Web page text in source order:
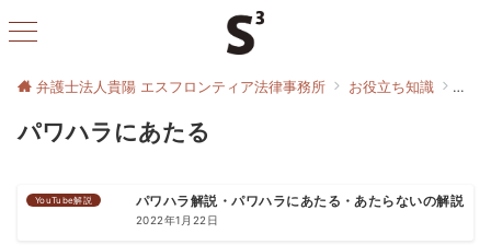
弁護士法人貴陽 エスフロンティア法律事務所 お役立ち知識 パワ
パワハラにあたる
YouTube解説 パワハラ解説・パワハラにあたる・あたらないの解説
2022年1月22日